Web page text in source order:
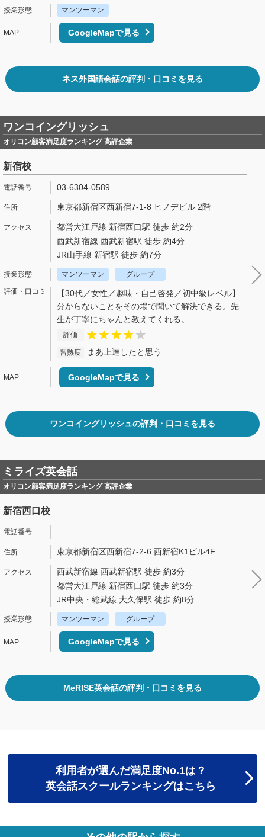
マンツーマン
GoogleMapで見る
ネス外国語会話の評判・口コミを見る
ワンコイングリッシュ
オリコン顧客満足度ランキング 高評企業
新宿校
03-6304-0589
東京都新宿区西新宿7-1-8 ヒノデビル 2階
都営大江戸線 新宿西口駅 徒歩 約2分
西武新宿線 西武新宿駅 徒歩 約4分
JR山手線 新宿駅 徒歩 約7分
マンツーマン グループ
【30代／女性／趣味・自己啓発／初中級レベル】
分からないことをその場で聞いて解決できる。先
生が丁寧にちゃんと教えてくれる。
評価
習熟度 まあ上達したと思う
GoogleMapで見る
ワンコイングリッシュの評判・口コミを見る
ミライズ英会話
オリコン顧客満足度ランキング 高評企業
新宿西口校
東京都新宿区西新宿7-2-6 西新宿K1ビル4F
西武新宿線 西武新宿駅 徒歩 約3分
都営大江戸線 新宿西口駅 徒歩 約3分
JR中央・総武線 大久保駅 徒歩 約8分
マンツーマン グループ
GoogleMapで見る
MeRISE英会話の評判・口コミを見る
利用者が選んだ満足度No.1は？
英会話スクールランキングはこちら